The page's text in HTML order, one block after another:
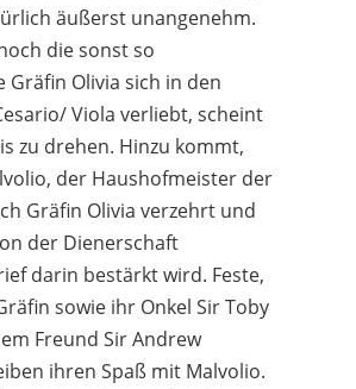
äußerst unangenehm.
die sonst so
Gräfin Olivia sich in den
Viola verliebt, scheint
zu drehen. Hinzu kommt,
der Haushofmeister der
Gräfin Olivia verzehrt und
der Dienerschaft
darin bestärkt wird. Feste,
sowie ihr Onkel Sir Toby
Freund Sir Andrew
ihren Spaß mit Malvolio.